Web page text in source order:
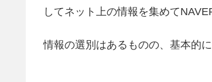
してネット上の情報を集めて
情報の選別はあるものの、基本的